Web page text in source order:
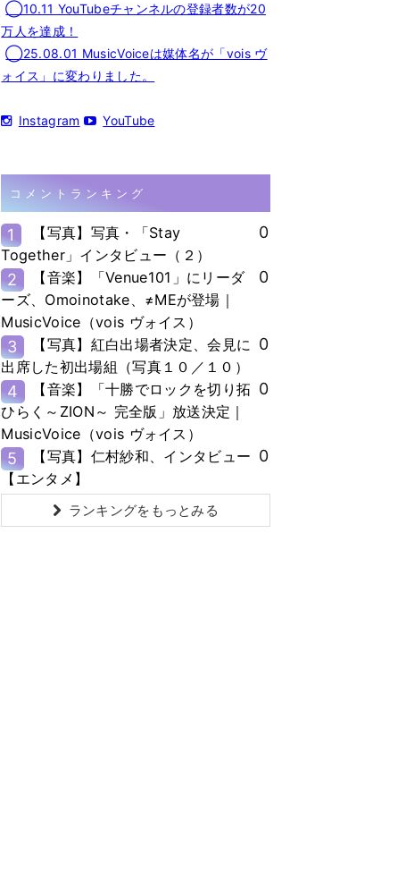
◯10.11 YouTubeチャンネルの登録者数が20
万人を達成！
◯25.08.01 MusicVoiceは媒体名が「vois ヴ
ォイス」に変わりました。
Instagram YouTube
コメントランキング
1
【写真】写真・「Stay
Together」インタビュー（２）
0
2
【音楽】「Venue101」にリーダ
ーズ、Omoinotake、≠MEが登場｜
MusicVoice（vois ヴォイス）
0
3
【写真】紅白出場者決定、会見に
出席した初出場組（写真１０／１０）
0
4
【音楽】「十勝でロックを切り拓
ひらく～ZION～ 完全版」放送決定｜
MusicVoice（vois ヴォイス）
0
5
【写真】仁村紗和、インタビュー
【エンタメ】
0
ランキングをもっとみる